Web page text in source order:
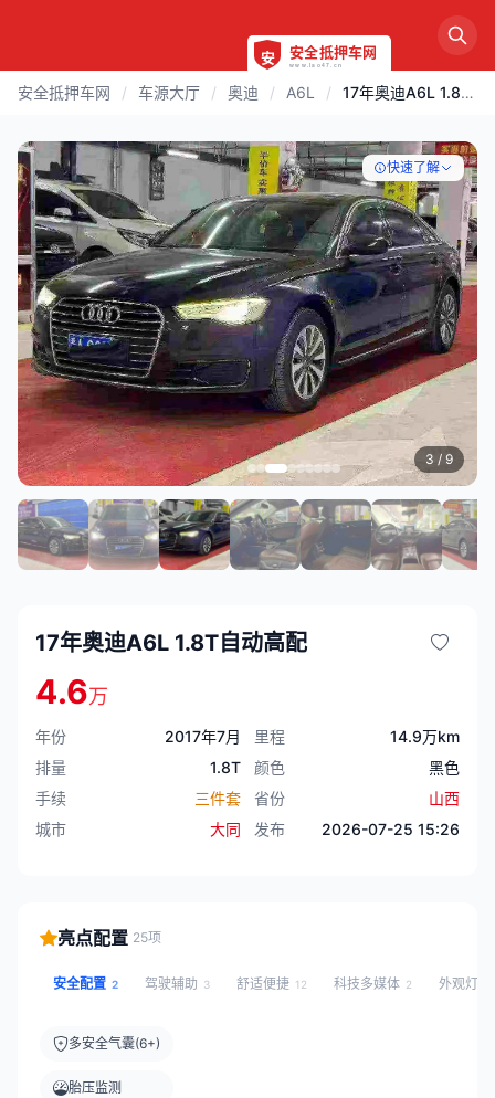
安全抵押车网 / 车源大厅 / 奥迪 / A6L / 17年奥迪A6L 1.8T自动高配
快速了解
3 / 9
17年奥迪A6L 1.8T自动高配
4.6万
年份 2017年7月 里程
14.9万km
排量
1.8T 颜色
黑色
手续
三件套 省份
山西
城市
大同 发布 2026-07-25 15:26
亮点配置 25项
安全配置 2 驾驶辅助 3 舒适便捷 12 科技多媒体 2 外观灯光
多安全气囊(6+)
胎压监测